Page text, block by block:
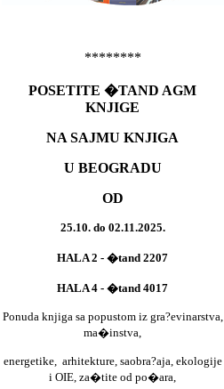
********
POSETITE �TAND AGM
KNJIGE
NA SAJMU KNJIGA
U BEOGRADU
OD
25.10. do 02.11.2025.
HALA 2 - �tand 2207
HALA 4 - �tand 4017
Ponuda knjiga sa popustom iz gra?evinarstva,
ma�instva,
energetike, arhitekture, saobra?aja, ekologije
i OIE, za�tite od po�ara,